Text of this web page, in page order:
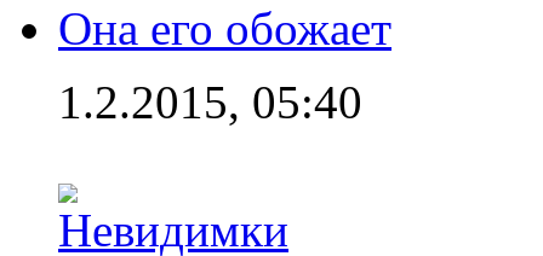
Она его обожает
1.2.2015, 05:40